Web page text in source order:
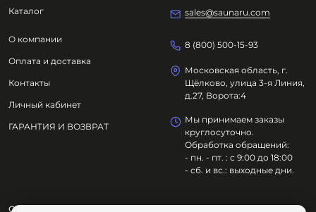
Каталог
О компании
Оплата и доставка
Контакты
Личный кабинет
ГАРАНТИЯ И ВОЗВРАТ
sales@saunaru.com
8 (800) 500-15-93
Московская область, г.
Щёлково, улица 3-я Линия,
д.27, Ворота:4
Мы принимаем заказы
круглосуточно.
Обработка обращений:
- пн. - пт. : с 9:00 до 18:00
- сб. и вс.: выходные дни.
ООО "ОЗДОРОВИТЕЛЬНЫЕ ТЕХНОЛОГИИ"